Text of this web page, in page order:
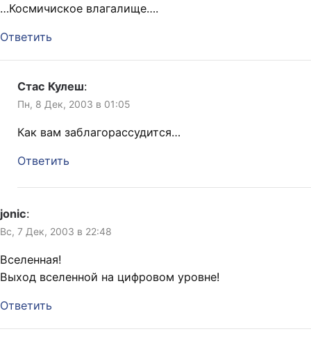
…Космичиское влагалище….
Ответить
Стас Кулеш:
Пн, 8 Дек, 2003 в 01:05
Как вам заблагорассудится…
Ответить
jonic:
Вс, 7 Дек, 2003 в 22:48
Вселенная!
Выход вселенной на цифровом уровне!
Ответить